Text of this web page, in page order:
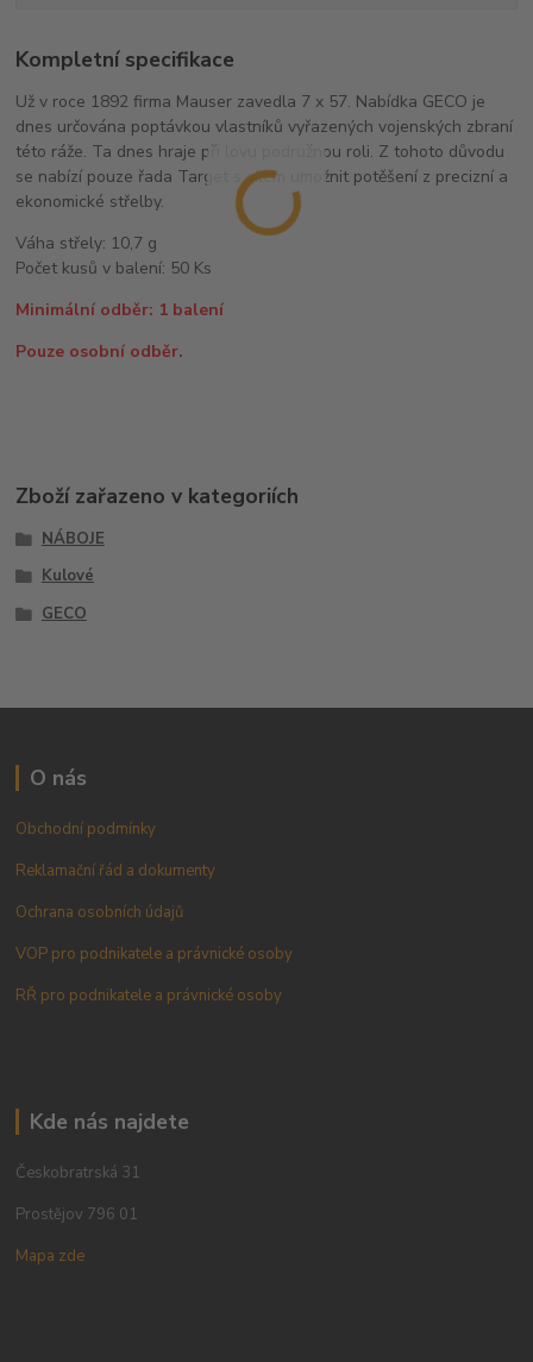
Kompletní specifikace
Už v roce 1892 firma Mauser zavedla 7 x 57. Nabídka GECO je
dnes určována poptávkou vlastníků vyřazených vojenských zbraní
této ráže. Ta dnes hraje při lovu podružnou roli. Z tohoto důvodu
se nabízí pouze řada Target s cílem umožnit potěšení z precizní a
ekonomické střelby.
Váha střely: 10,7 g
Počet kusů v balení: 50 Ks
Minimální odběr: 1 balení
Pouze osobní odběr.
Zboží zařazeno v kategoriích
NÁBOJE
Kulové
GECO
O nás
Obchodní podmínky
Reklamační řád a dokumenty
Ochrana osobních údajů
VOP pro podnikatele a právnické osoby
RŘ pro podnikatele a právnické osoby
Kde nás najdete
Českobratrská 31
Prostějov 796 01
Mapa zde